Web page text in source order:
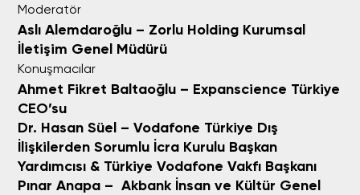
Moderatör
Aslı Alemdaroğlu – Zorlu Holding Kurumsal
İletişim Genel Müdürü
Konuşmacılar
Ahmet Fikret Baltaoğlu – Expanscience Türkiye
CEO’su
Dr. Hasan Süel – Vodafone Türkiye Dış
İlişkilerden Sorumlu İcra Kurulu Başkan
Yardımcısı & Türkiye Vodafone Vakfı Başkanı
Pınar Anapa – Akbank İnsan ve Kültür Genel